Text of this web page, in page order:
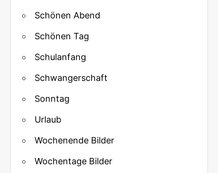
Schönen Abend
Schönen Tag
Schulanfang
Schwangerschaft
Sonntag
Urlaub
Wochenende Bilder
Wochentage Bilder